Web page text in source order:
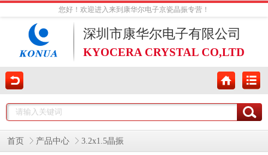
您好！欢迎进入来到康华尔电子京瓷晶振专营！
深圳市康华尔电子有限公司
KYOCERA CRYSTAL CO,LTD
首页 产品中心 3.2x1.5晶振